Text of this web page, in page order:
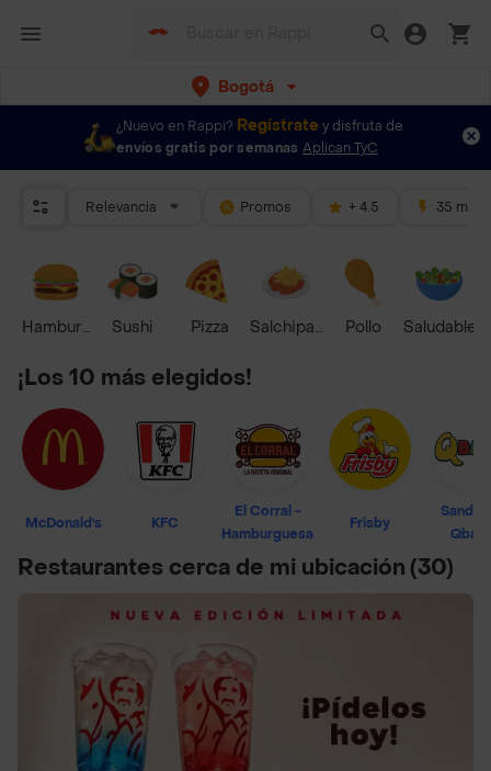
Bogotá
¿Nuevo en Rappi? Regístrate y disfruta de
envíos gratis por semanas Aplican TyC
Relevancia Promos + 4.5 35 mins
HamburguesaSushi Pizza Salchipapas Pollo Saludable
¡Los 10 más elegidos!
McDonald's KFC
El Corral -
Hamburguesa
Frisby
Restaurantes cerca de mi ubicación (30)